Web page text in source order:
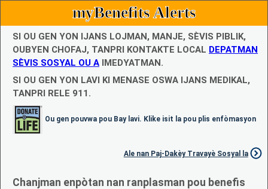
myBenefits Alerts
SI OU GEN YON IJANS LOJMAN, MANJE, SÈVIS PIBLIK,
OUBYEN CHOFAJ, TANPRI KONTAKTE LOCAL DEPATMAN
SÈVIS SOSYAL OU A IMEDYATMAN.
SI OU GEN YON LAVI KI MENASE OSWA IJANS MEDIKAL,
TANPRI RELE 911.
Ou gen pouvwa pou Bay lavi. Klike isit la pou plis enfòmasyon
Ale nan Paj-Dakèy Travayè Sosyal la
Chanjman enpòtan nan ranplasman pou benefis